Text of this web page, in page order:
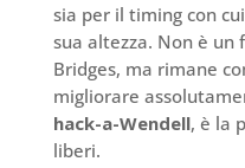
sia per il timing con
sua altezza. Non è
Bridges, ma rimane
migliorare
hack-a-Wendell, è la
liberi.